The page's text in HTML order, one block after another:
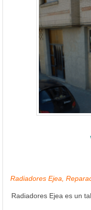
Radiadores Ejea,
Radiadores Ejea es un